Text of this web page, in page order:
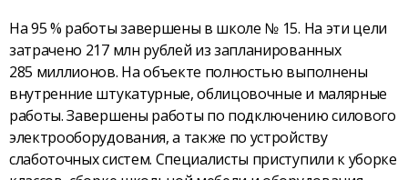
На 95 % работы завершены в школе № 15. На эти цели
затрачено 217 млн рублей из запланированных
285 миллионов. На объекте полностью выполнены
внутренние штукатурные, облицовочные и малярные
работы. Завершены работы по подключению силового
электрооборудования, а также по устройству
слаботочных систем. Специалисты приступили к уборке